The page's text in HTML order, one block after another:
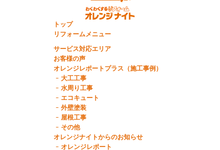
トップ
リフォームメニュー
サービス対応エリア
お客様の声
オレンジレポートプラス（施工事例）
大工工事
水周り工事
エコキュート
外壁塗装
屋根工事
その他
オレンジナイトからのお知らせ
オレンジレポート